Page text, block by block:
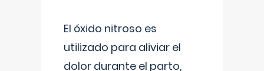
El óxido nitroso es
utilizado para aliviar el
dolor durante el parto,